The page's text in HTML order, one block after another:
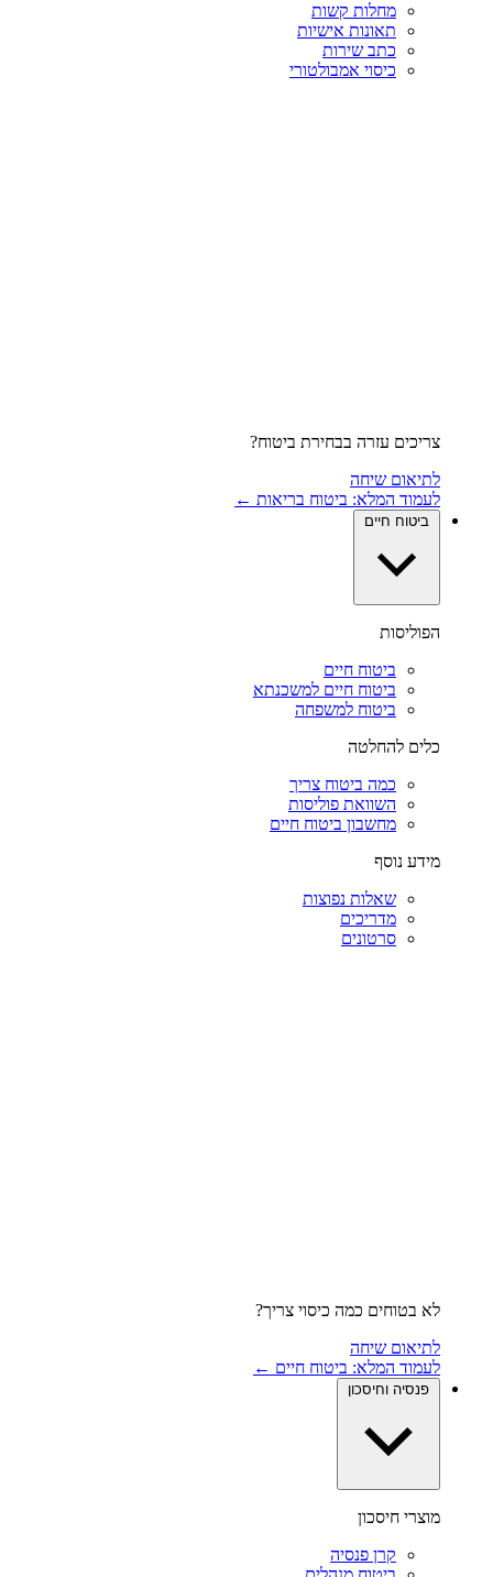
מחלות קשות
תאונות אישיות
כתב שירות
כיסוי אמבולטורי
צריכים עזרה בבחירת ביטוח?
לתיאום שיחה
לעמוד המלא: ביטוח בריאות ←
ביטוח חיים
הפוליסות
ביטוח חיים
ביטוח חיים למשכנתא
ביטוח למשפחה
כלים להחלטה
כמה ביטוח צריך
השוואת פוליסות
מחשבון ביטוח חיים
מידע נוסף
שאלות נפוצות
מדריכים
סרטונים
לא בטוחים כמה כיסוי צריך?
לתיאום שיחה
לעמוד המלא: ביטוח חיים ←
פנסיה וחיסכון
מוצרי חיסכון
קרן פנסיה